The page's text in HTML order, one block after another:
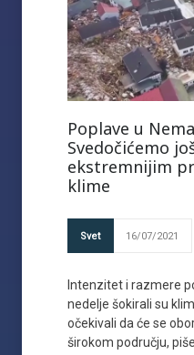
Poplave u
Svedočićemo
ekstremnijim
klime
Svet 16/07/2021
Intenzitet i razmere
nedelje šokirali su
očekivali da će se
širokom području,